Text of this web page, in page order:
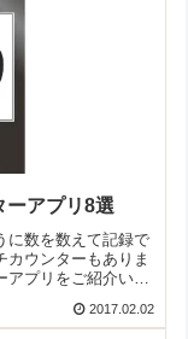
ーアプリ8選
に数を数えて記録で
カウンターもありま
プリをご紹介いた
2017.02.02